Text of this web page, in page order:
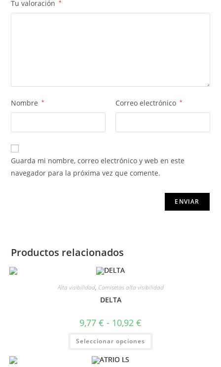
Tu valoración *
Nombre * Correo electrónico *
Guarda mi nombre, correo electrónico y web en este
navegador para la próxima vez que comente.
Productos relacionados
Alta visibilidad, Camisetas alta visibilidad
DELTA
9,77 € - 10,92 €
Seleccionar opciones